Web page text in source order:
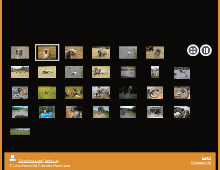
Druckversion | Sitemap
© Löwchenzucht Cornelia Hartmann
Login
Webansicht